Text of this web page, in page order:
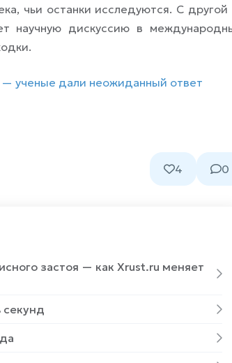
чьи останки исследуются. С
научную дискуссию в
— ученые дали неожиданный ответ
4 0
застоя — как Xrust.ru меняет